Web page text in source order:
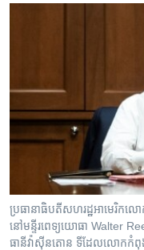
ទៅ​
រចនា
សម្ព័ន្ធ​
ទៅ​
កាន់​
កម្មវិធីទាំងអស់
Khmer English
បណ្តាញ​សង្គម
ប្រធានាធិបតីសហរដ្ឋអាមេរិកល
នៅមន្ទីរពេទ្យយោធា Walter
ធានីវ៉ាស៊ីនតោន ទីដែលលោកកំពុ